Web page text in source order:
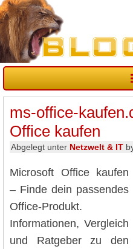
ms-office-
Office kaufen
Abgelegt unter Netzwelt & IT
Microsoft Office kaufen
– Finde dein passendes
Office-Produkt.
Informationen, Vergleich
und Ratgeber zu den